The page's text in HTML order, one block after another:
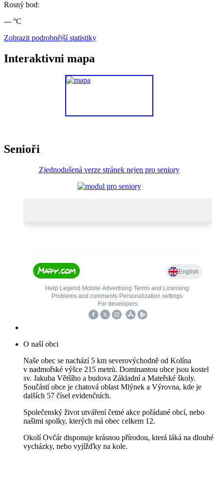
Rosný bod:
--- °C
Zobrazit podrobnější statistiky
Interaktivni mapa
Senioři
Zjednodušená verze stránek nejen pro seniory
O naší obci
Naše obec se nachází 5 km severovýchodně od Kolína
v nadmořské výšce 215 metrů. Dominantou obce jsou kostel
sv. Jakuba Většího a budova Základní a Mateřské školy.
Součástí obce je chatová oblast Mlýnek a Výrovna, kde je
dalších 57 čísel evidenčních.
Společenský život utváření četné akce pořádané obcí, nebo
našimi spolky, kterých má obec celkem 12.
Okolí Ovčár disponuje krásnou přírodou, která láká na dlouhé
vycházky, nebo vyjížďky na kole.